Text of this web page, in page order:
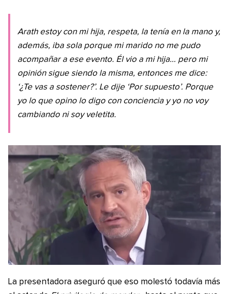
Arath estoy con mi hija, respeta, la tenía en la mano y,
además, iba sola porque mi marido no me pudo
acompañar a ese evento. Él vio a mi hija… pero mi
opinión sigue siendo la misma, entonces me dice:
‘¿Te vas a sostener?’. Le dije ‘Por supuesto’. Porque
yo lo que opino lo digo con conciencia y yo no voy
cambiando ni soy veletita.
La presentadora aseguró que eso molestó todavía más